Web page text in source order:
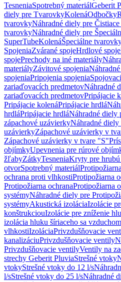
TesneniaSpotrebný materiálGeberit
diely pre TvarovkyKolenáOdbočky
tvarovkyNáhradné diely pre
tvarovkyNáhradné diely pre
SuperTubeKolenáŠpeciálne
SpojeniaZvárané spojeHrdlové spoje
spojePrechody na iné materiály
materiályZávitové spojenia
spojeniaPripojenia spojenia
zariaďovacích predmetovNáhradné
zariaďovacích predmetovPripájacie
Pripájacie kolenáPripájacie hrdlá
hrdláPripájacie hrdláNáhradné diely
zápachové uzávierkyNáhradné diely
uzávierkyZápachové uzávierky v
Zápachové uzávierky v tvare "S"
objímkyUpevnenia pre rúrové
žľabyZátkyTesneniaKryty pre hrubú
otvorSpotrebný materiál
ochrana proti vlhkostiProtipožiarna
Protipožiarna ochranaProtipožiarna
systémyNáhradné diely pre
systémyAkustická izoláciaIzolácie
konštrukciouIzolácie pre zníženie
izolácia hluku šíriaceho sa vzduchom
vlhkostiIzoláciaPrivzdušňovacie
kanalizáciuPrivzdušňovacie ventily
Privzdušňovacie ventilyVentily na
strechy Geberit PluviaStrešné vtoky
vtokyStrešné vtoky do 12 l/s
l/sStrešné vtoky do 25 l/sNáhradné